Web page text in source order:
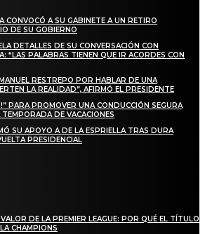
CONVOCÓ A SU GABINETE A UN RETIRO
DE SU GOBIERNO
DETALLES DE SU CONVERSACIÓN CON
“LAS PALABRAS TIENEN QUE IR ACORDES CON
RESTREPO POR HABLAR DE UNA
LA REALIDAD”, AFIRMÓ EL PRESIDENTE
PARA PROMOVER UNA CONDUCCIÓN SEGURA
DE VACACIONES
SU APOYO A DE LA ESPRIELLA TRAS DURA
PRESIDENCIAL
DE LA PREMIER LEAGUE: POR QUÉ EL TÍTULO
CHAMPIONS